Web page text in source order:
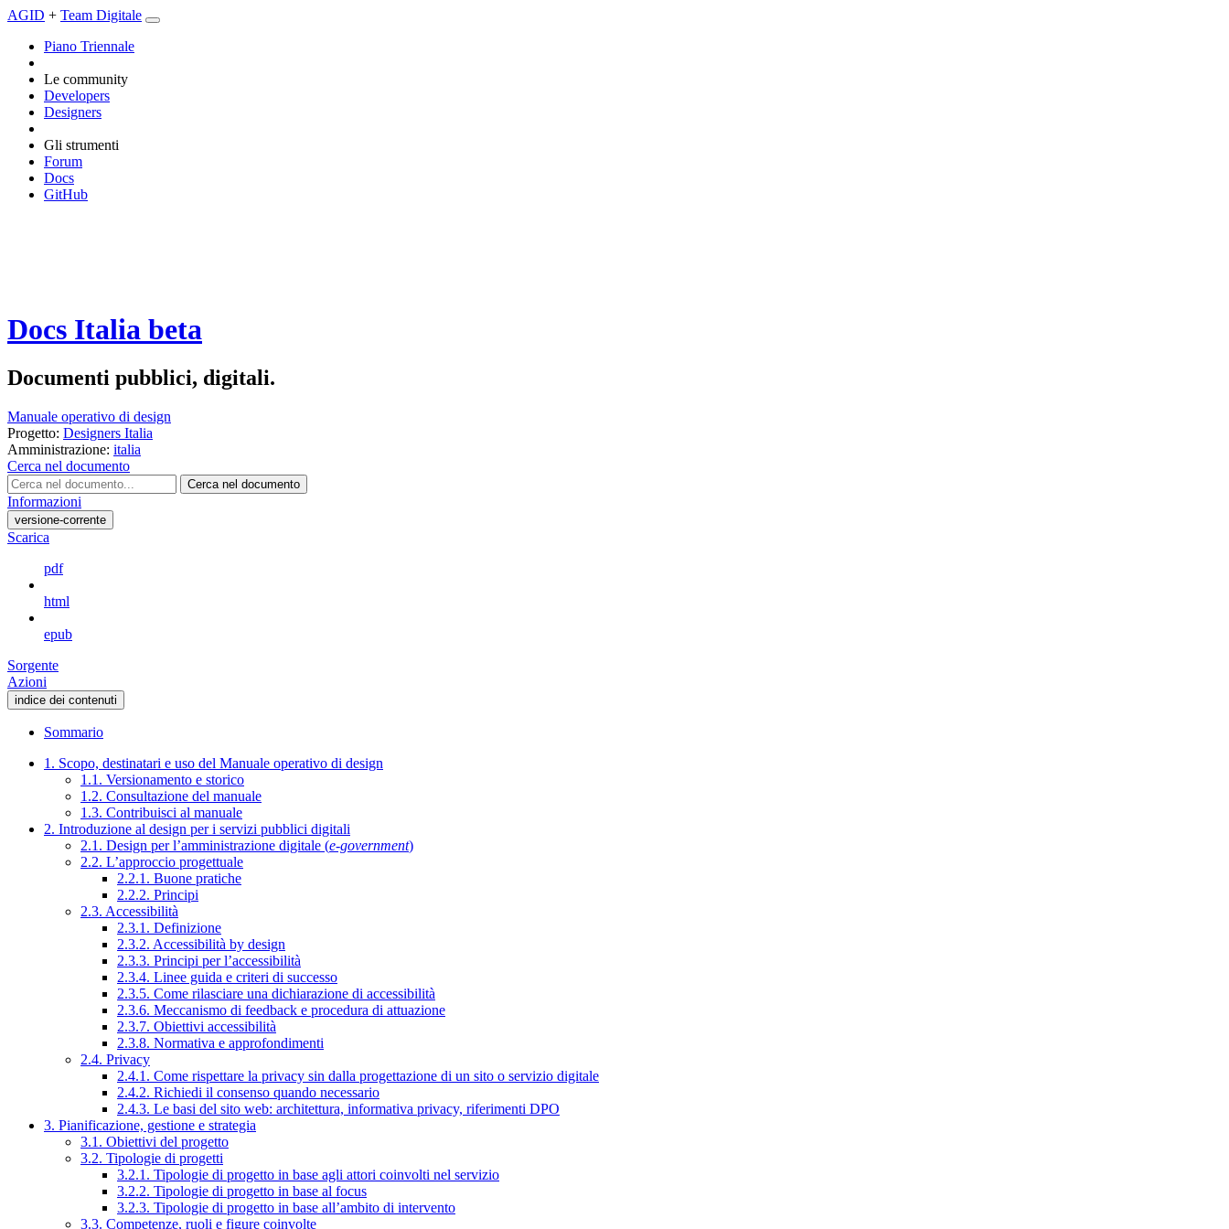
AGID + Team Digitale
Piano Triennale
Le community
Developers
Designers
Gli strumenti
Forum
Docs
GitHub
Docs Italia beta
Documenti pubblici, digitali.
Manuale operativo di design
Progetto: Designers Italia
Amministrazione: italia
Cerca nel documento
Cerca nel documento
Informazioni
versione-corrente
Scarica
pdf
html
epub
Sorgente
Azioni
indice dei contenuti
Sommario
1. Scopo, destinatari e uso del Manuale operativo di design
1.1. Versionamento e storico
1.2. Consultazione del manuale
1.3. Contribuisci al manuale
2. Introduzione al design per i servizi pubblici digitali
2.1. Design per l’amministrazione digitale (e-government)
2.2. L’approccio progettuale
2.2.1. Buone pratiche
2.2.2. Principi
2.3. Accessibilità
2.3.1. Definizione
2.3.2. Accessibilità by design
2.3.3. Principi per l’accessibilità
2.3.4. Linee guida e criteri di successo
2.3.5. Come rilasciare una dichiarazione di accessibilità
2.3.6. Meccanismo di feedback e procedura di attuazione
2.3.7. Obiettivi accessibilità
2.3.8. Normativa e approfondimenti
2.4. Privacy
2.4.1. Come rispettare la privacy sin dalla progettazione di un sito o servizio digitale
2.4.2. Richiedi il consenso quando necessario
2.4.3. Le basi del sito web: architettura, informativa privacy, riferimenti DPO
3. Pianificazione, gestione e strategia
3.1. Obiettivi del progetto
3.2. Tipologie di progetti
3.2.1. Tipologie di progetto in base agli attori coinvolti nel servizio
3.2.2. Tipologie di progetto in base al focus
3.2.3. Tipologie di progetto in base all’ambito di intervento
3.3. Competenze, ruoli e figure coinvolte